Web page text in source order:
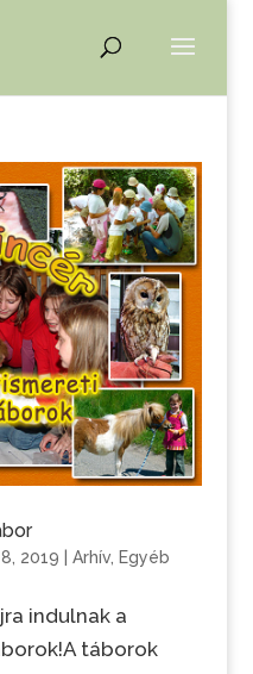
2019 Arhív, Egyéb
indulnak a
táborok